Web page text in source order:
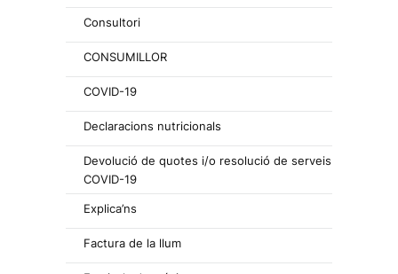
Consultori
CONSUMILLOR
COVID-19
Declaracions nutricionals
Devolució de quotes i/o resolució de serveis
COVID-19
Explica’ns
Factura de la llum